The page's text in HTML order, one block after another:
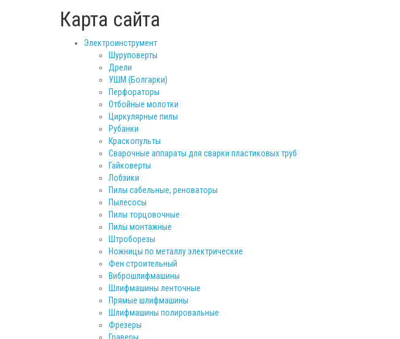
Карта сайта
Электроинструмент
Шуруповерты
Дрели
УШМ (Болгарки)
Перфораторы
Отбойные молотки
Циркулярные пилы
Рубанки
Краскопульты
Сварочные аппараты для сварки пластиковых труб
Гайковерты
Лобзики
Пилы сабельные, реноваторы
Пылесосы
Пилы торцовочные
Пилы монтажные
Штроборезы
Ножницы по металлу электрические
Фен строительный
Виброшлифмашины
Шлифмашины ленточные
Прямые шлифмашины
Шлифмашины полировальные
Фрезеры